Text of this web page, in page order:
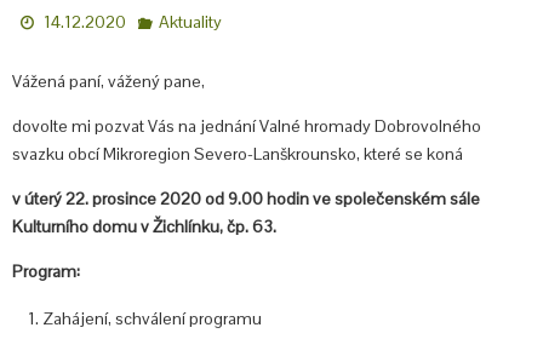
14.12.2020 Aktuality
Vážená paní, vážený pane,
dovolte mi pozvat Vás na jednání Valné hromady Dobrovolného
svazku obcí Mikroregion Severo-Lanškrounsko, které se koná
v úterý 22. prosince 2020 od 9.00 hodinve společenském sále
Kulturního domu v Žichlínku, čp. 63.
Program:
Zahájení, schválení programu